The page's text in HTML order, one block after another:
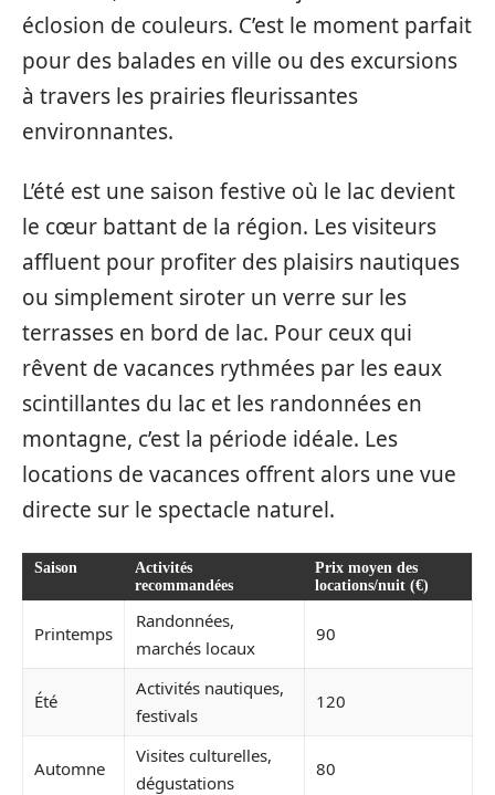
éclosion de couleurs. C’est le moment parfait
pour des balades en ville ou des excursions
à travers les prairies fleurissantes
environnantes.
L’été est une saison festive où le lac devient
le cœur battant de la région. Les visiteurs
affluent pour profiter des plaisirs nautiques
ou simplement siroter un verre sur les
terrasses en bord de lac. Pour ceux qui
rêvent de vacances rythmées par les eaux
scintillantes du lac et les randonnées en
montagne, c’est la période idéale. Les
locations de vacances offrent alors une vue
directe sur le spectacle naturel.
Saison
Activités
recommandées
Prix moyen des
locations/nuit (€)
Printemps
Randonnées,
marchés locaux
90
Été
Activités nautiques,
festivals
120
Automne
Visites culturelles,
dégustations
80